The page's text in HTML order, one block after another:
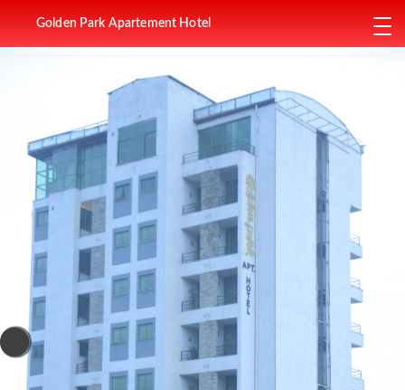
Golden Park Apartement Hotel